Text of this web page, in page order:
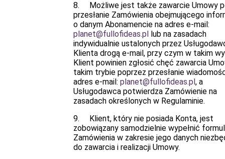
8. Możliwe jest także zawarcie Umowy
przesłanie Zamówienia obejmującego
o danym Abonamencie na adres e-mail:
planet@fullofideas.pl lub na zasadach
indywidualnie ustalonych przez
Klienta drogą e-mail, przy czym w takim
Klient powinien zgłosić chęć zawarcia
takim trybie poprzez przesłanie
adres e-mail: planet@fullofideas.pl, a
Usługodawca potwierdza Zamówienie na
zasadach określonych w Regulaminie.
9. Klient, który nie posiada Konta, jest
zobowiązany samodzielnie wypełnić
Zamówienia w zakresie jego danych
do zawarcia i realizacji Umowy.